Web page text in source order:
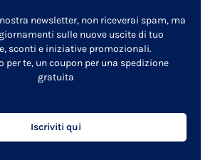
newsletter, non riceverai spam, ma
sulle nuove uscite di tuo
sconti e iniziative promozionali.
per te, un coupon per una spedizione
gratuita
Iscriviti qui